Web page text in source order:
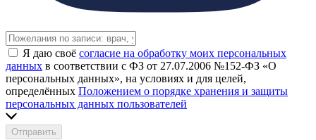
Я даю своё согласие на обработку моих персональных
данных в соответствии с ФЗ от 27.07.2006 №152-ФЗ «О
персональных данных», на условиях и для целей,
определённых Положением о порядке хранения и защиты
персональных данных пользователей
Отправить